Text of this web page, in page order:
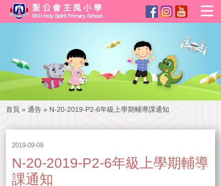
首頁 » 通告 » N-20-2019-P2-6年級上學期輔導課通知
2019-09-09
N-20-2019-P2-6年級上學期輔導
課通知